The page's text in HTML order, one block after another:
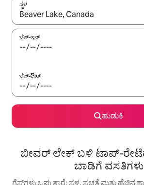
ಸ್ಥಳ
ಫಲಿತಾಂಶಗಳು ಲಭ್ಯವಿರುವಾಗ, ಅಪ್ ಮತ್ತು ಡೌನ್
ಚೆಕ್-ಇನ್
ಚೆಕ್-ಔಟ್
ಹುಡುಕಿ
ಬೀವರ್ ಲೇಕ್ ಬಳಿ ಟಾಪ್-
ಬಾಡಿಗೆ ವಸತಿಗಳು
ಗೆಸ್ಟ್‌ಗಳು ಒಪ್ಪುತ್ತಾರೆ: ಸ್ಥಳ, ಸ್ವಚ್ಛತೆ ಮತ್ತು ಹೆಚ್ಚಿನ